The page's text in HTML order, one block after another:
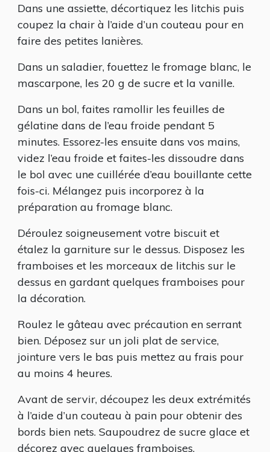
Dans une assiette, décortiquez les litchis puis
coupez la chair à l’aide d’un couteau pour en
faire des petites lanières.
Dans un saladier, fouettez le fromage blanc, le
mascarpone, les 20 g de sucre et la vanille.
Dans un bol, faites ramollir les feuilles de
gélatine dans de l’eau froide pendant 5
minutes. Essorez-les ensuite dans vos mains,
videz l’eau froide et faites-les dissoudre dans
le bol avec une cuillérée d’eau bouillante cette
fois-ci. Mélangez puis incorporez à la
préparation au fromage blanc.
Déroulez soigneusement votre biscuit et
étalez la garniture sur le dessus. Disposez les
framboises et les morceaux de litchis sur le
dessus en gardant quelques framboises pour
la décoration.
Roulez le gâteau avec précaution en serrant
bien. Déposez sur un joli plat de service,
jointure vers le bas puis mettez au frais pour
au moins 4 heures.
Avant de servir, découpez les deux extrémités
à l’aide d’un couteau à pain pour obtenir des
bords bien nets. Saupoudrez de sucre glace et
décorez avec quelques framboises.